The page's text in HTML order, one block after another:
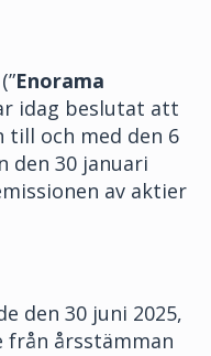
Enorama
idag beslutat att
och med den 6
den 30 januari
av aktier
den 30 juni 2025,
från årsstämman